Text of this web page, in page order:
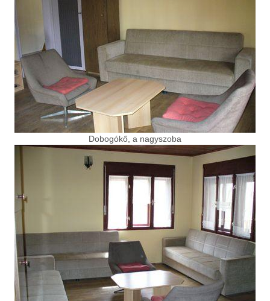
Dobogókő, a nagyszoba